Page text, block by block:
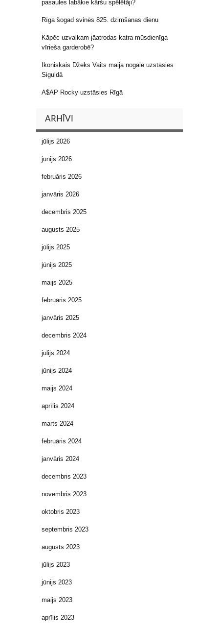
pasaules labākie kāršu spēlētāji?
Rīga šogad svinēs 825. dzimšanas dienu
Kāpēc uzvalkam jāatrodas katra mūsdienīga
vīrieša garderobē?
Ikoniskais Džeks Vaits maija nogalē uzstāsies
Siguldā
A$AP Rocky uzstāsies Rīgā
ARHĪVI
jūlijs 2026
jūnijs 2026
februāris 2026
janvāris 2026
decembris 2025
augusts 2025
jūlijs 2025
jūnijs 2025
maijs 2025
februāris 2025
janvāris 2025
decembris 2024
jūlijs 2024
jūnijs 2024
maijs 2024
aprīlis 2024
marts 2024
februāris 2024
janvāris 2024
decembris 2023
novembris 2023
oktobris 2023
septembris 2023
augusts 2023
jūlijs 2023
jūnijs 2023
maijs 2023
aprīlis 2023